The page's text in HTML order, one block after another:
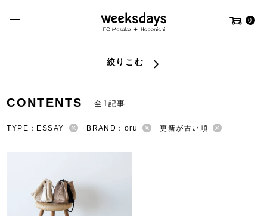
0
絞りこむ
CONTENTS 全1記事
TYPE：ESSAY BRAND：oru 更新が古い順